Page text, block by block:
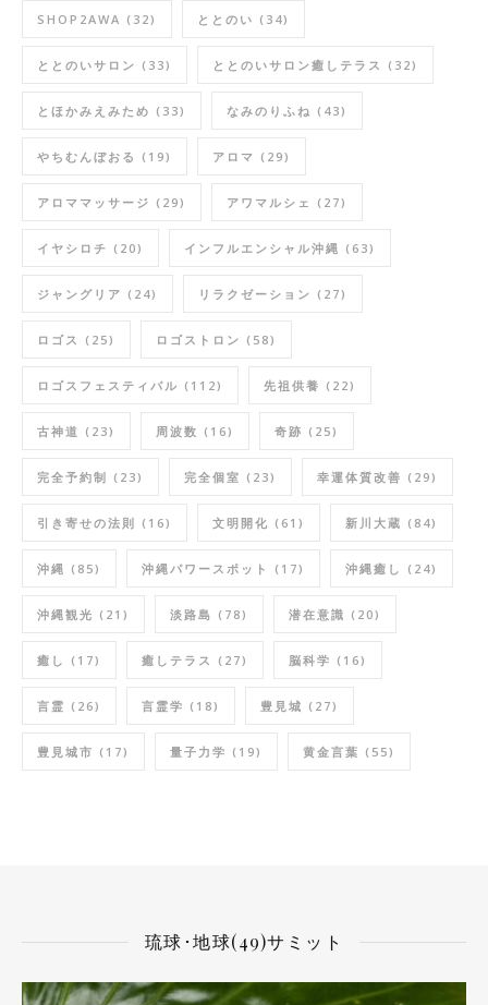
SHOP2AWA (32) ととのい (34)
ととのいサロン (33) ととのいサロン癒しテラス (32)
とほかみえみため (33) なみのりふね (43)
やちむんぼおる (19) アロマ (29)
アロママッサージ (29) アワマルシェ (27)
イヤシロチ (20) インフルエンシャル沖縄 (63)
ジャングリア (24) リラクゼーション (27)
ロゴス (25) ロゴストロン (58)
ロゴスフェスティバル (112) 先祖供養 (22)
古神道 (23) 周波数 (16) 奇跡 (25)
完全予約制 (23) 完全個室 (23) 幸運体質改善 (29)
引き寄せの法則 (16) 文明開化 (61) 新川大蔵 (84)
沖縄 (85) 沖縄パワースポット (17) 沖縄癒し (24)
沖縄観光 (21) 淡路島 (78) 潜在意識 (20)
癒し (17) 癒しテラス (27) 脳科学 (16)
言霊 (26) 言霊学 (18) 豊見城 (27)
豊見城市 (17) 量子力学 (19) 黄金言葉 (55)
琉球･地球(49)サミット